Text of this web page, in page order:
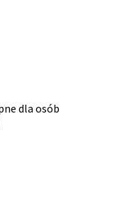
dla osób